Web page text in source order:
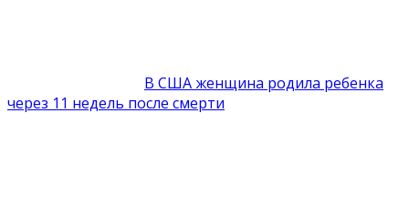
В США женщина родила ребенка
через 11 недель после смерти